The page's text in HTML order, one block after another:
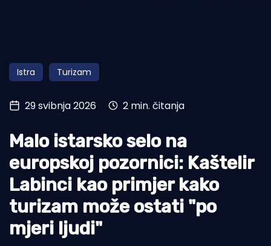
Obala
Otoci
Turizam i nautika
Pomorstvo
Ribolov
Ekologija
Tradicija i kultura
Istra Turizam
29 svibnja 2026 2 min. čitanja
Malo istarsko selo na
europskoj pozornici: Kaštelir
Labinci kao primjer kako
turizam može ostati "po
mjeri ljudi"